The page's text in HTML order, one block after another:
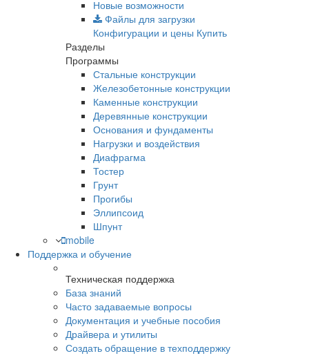
Новые возможности
Файлы для загрузки
Конфигурации и цены Купить
Разделы
Программы
Стальные конструкции
Железобетонные конструкции
Каменные конструкции
Деревянные конструкции
Основания и фундаменты
Нагрузки и воздействия
Диафрагма
Тостер
Грунт
Прогибы
Эллипсоид
Шпунт
mobile
Поддержка и обучение
Техническая поддержка
База знаний
Часто задаваемые вопросы
Документация и учебные пособия
Драйвера и утилиты
Создать обращение в техподдержку